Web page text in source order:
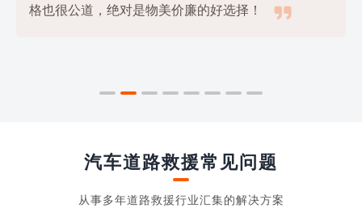
格也很公道，绝对是物美价廉的好选择！

汽车道路救援常见问题
从事多年道路救援行业汇集的解决方案